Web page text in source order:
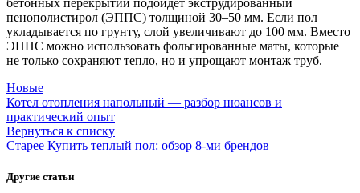
бетонных перекрытий подойдёт экструдированный
пенополистирол (ЭППС) толщиной 30–50 мм. Если пол
укладывается по грунту, слой увеличивают до 100 мм. Вместо
ЭППС можно использовать фольгированные маты, которые
не только сохраняют тепло, но и упрощают монтаж труб.
Новые
Котел отопления напольный — разбор нюансов и
практический опыт
Вернуться к списку
Старее Купить теплый пол: обзор 8-ми брендов
Другие статьи